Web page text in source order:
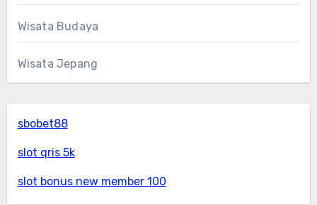
Wisata Budaya
Wisata Jepang
sbobet88
slot qris 5k
slot bonus new member 100